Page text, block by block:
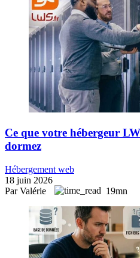
Ce que votre hébergeur
dormez
Hébergement web
18 juin 2026
Par Valérie
19mn